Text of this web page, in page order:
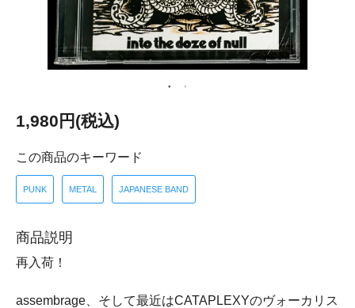
1,980円(税込)
この商品のキーワード
PUNK METAL JAPANESE BAND
商品説明
再入荷！
assembrage、そして最近はCATAPLEXYのヴォーカリス